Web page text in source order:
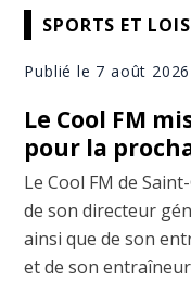
SPORTS ET
Publié le 7 août 2026
Le Cool FM
pour la
Le Cool FM de
de son directeur
ainsi que de son
et de son